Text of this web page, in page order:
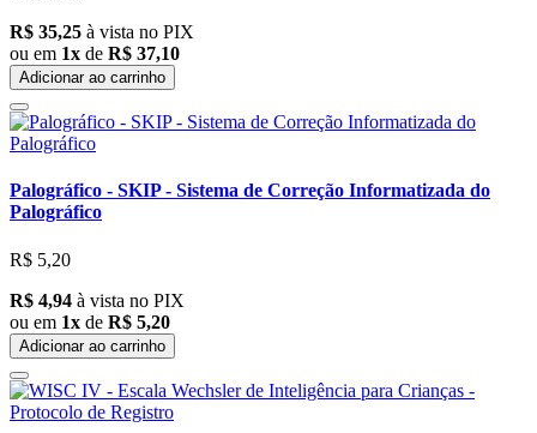
R$ 35,25 à vista no PIX
ou em 1x de R$ 37,10
Adicionar ao carrinho
Palográfico - SKIP - Sistema de Correção Informatizada do
Palográfico
R$ 5,20
R$ 4,94 à vista no PIX
ou em 1x de R$ 5,20
Adicionar ao carrinho